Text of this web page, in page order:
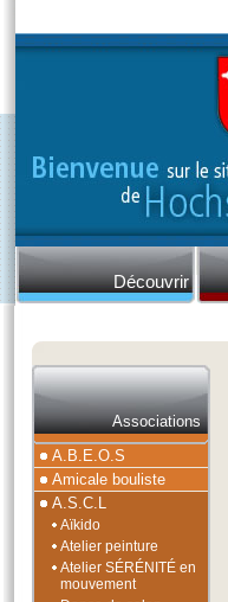
Découvrir
Associations
A.B.E.O.S
Amicale bouliste
A.S.C.L
Aïkido
Atelier peinture
Atelier SÉRÉNITÉ en
mouvement